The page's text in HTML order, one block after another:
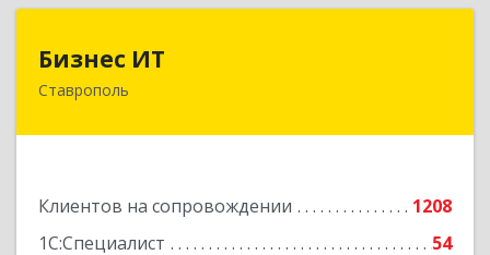
Бизнес ИТ
Ставрополь
Клиентов на сопровождении
1208
1С:Специалист
54
355035, Ставропольский край, Ставрополь г, 1